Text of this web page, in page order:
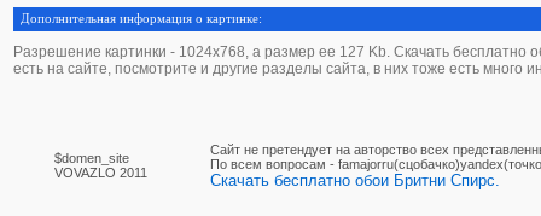
Дополнительная информация о картинке:
Разрешение картинки - 1024х768, а размер ее 127 Kb. Скачать бесплатно
есть на сайте, посмотрите и другие разделы сайта, в них тоже есть много
$domen_site
VOVAZLO 2011
Сайт не претендует на авторство всех
По вcем вопросам -
Скачать бесплатно обои Бритни Спирс.